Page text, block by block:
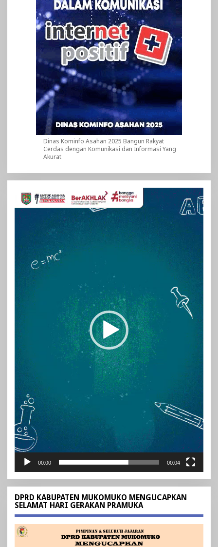
Dinas Kominfo Asahan 2025 Bangun Rakyat
Cerdas dengan Komunikasi dan Informasi Yang
Akurat
Pemutar
Video
00:00 00:04
DPRD KABUPATEN MUKOMUKO MENGUCAPKAN
SELAMAT HARI GERAKAN PRAMUKA